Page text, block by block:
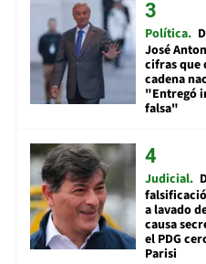
Política
José
cifras que
cadena
"Entregó
falsa"
Judicial
a lavado
causa
el PDG
Parisi